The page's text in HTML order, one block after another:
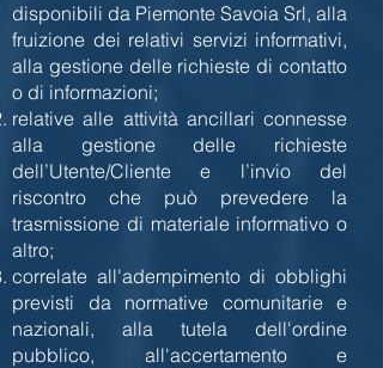
disponibili da Piemonte Savoia Srl, alla
fruizione dei relativi servizi informativi,
alla gestione delle richieste di contatto
o di informazioni;
relative alle attività ancillari connesse
alla gestione delle richieste
dell’Utente/Cliente e l’invio del
riscontro che può prevedere la
trasmissione di materiale informativo o
altro;
correlate all'adempimento di obblighi
previsti da normative comunitarie e
nazionali, alla tutela dell'ordine
pubblico, all'accertamento e